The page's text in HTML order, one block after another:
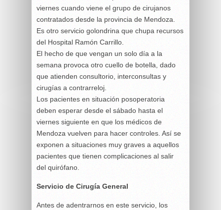
viernes cuando viene el grupo de cirujanos
contratados desde la provincia de Mendoza.
Es otro servicio golondrina que chupa recursos
del Hospital Ramón Carrillo.
El hecho de que vengan un solo día a la
semana provoca otro cuello de botella, dado
que atienden consultorio, interconsultas y
cirugías a contrarreloj.
Los pacientes en situación posoperatoria
deben esperar desde el sábado hasta el
viernes siguiente en que los médicos de
Mendoza vuelven para hacer controles. Así se
exponen a situaciones muy graves a aquellos
pacientes que tienen complicaciones al salir
del quirófano.
Servicio de Cirugía General
Antes de adentrarnos en este servicio, los